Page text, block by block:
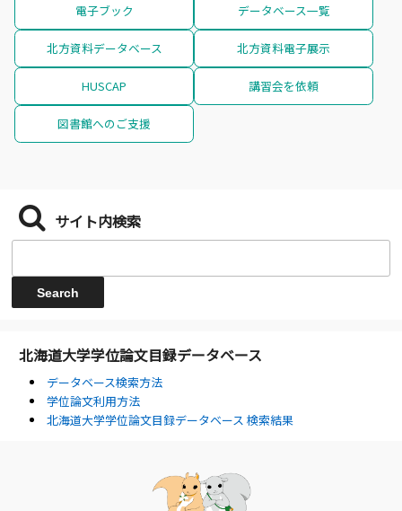
電子ブック データベース一覧
北方資料データベース 北方資料電子展示
HUSCAP 講習会を依頼
図書館へのご支援
サイト内検索
北海道大学学位論文目録データベース
データベース検索方法
学位論文利用方法
北海道大学学位論文目録データベース 検索結果